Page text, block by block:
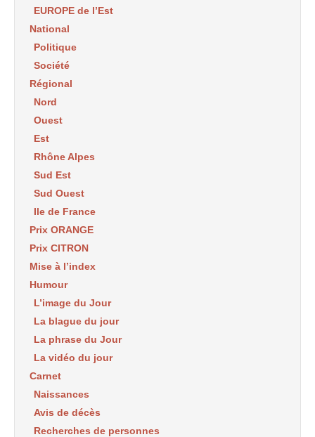
EUROPE de l’Est
National
Politique
Société
Régional
Nord
Ouest
Est
Rhône Alpes
Sud Est
Sud Ouest
Ile de France
Prix ORANGE
Prix CITRON
Mise à l’index
Humour
L’image du Jour
La blague du jour
La phrase du Jour
La vidéo du jour
Carnet
Naissances
Avis de décès
Recherches de personnes